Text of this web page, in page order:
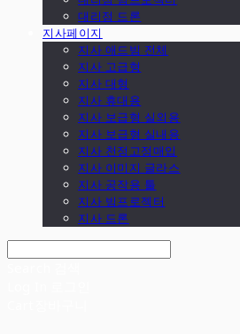
대리점 드론
지사페이지
지사 애드빔 전체
지사 고급형
지사 대형
지사 휴대용
지사 보급형 실외용
지사 보급형 실내용
지사 천정고정매입
지사 이미지 글라스
지사 공작용 툴
지사 빔프로젝터
지사 드론